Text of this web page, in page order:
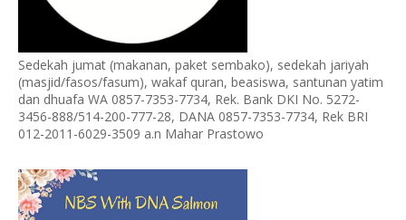
Sedekah jumat (makanan, paket sembako), sedekah jariyah
(masjid/fasos/fasum), wakaf quran, beasiswa, santunan yatim
dan dhuafa WA 0857-7353-7734, Rek. Bank DKI No. 5272-
3456-888/514-200-777-28, DANA 0857-7353-7734, Rek BRI
012-2011-6029-3509 a.n Mahar Prastowo